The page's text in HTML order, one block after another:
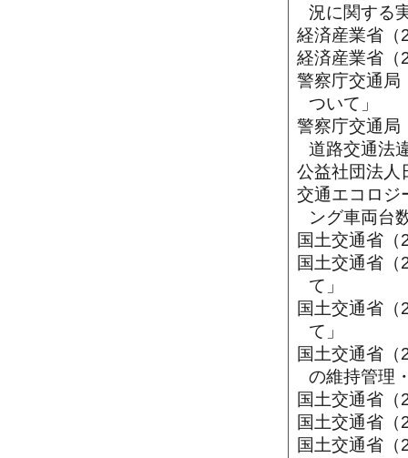
況に関する
経済産業省（
経済産業省（
警察庁交通局
ついて」
警察庁交通局
道路交通法
公益社団法人
交通エコロジ
ング車両台
国土交通省
国土交通省
て」
国土交通省
て」
国土交通省
の維持管理
国土交通省
国土交通省
国土交通省